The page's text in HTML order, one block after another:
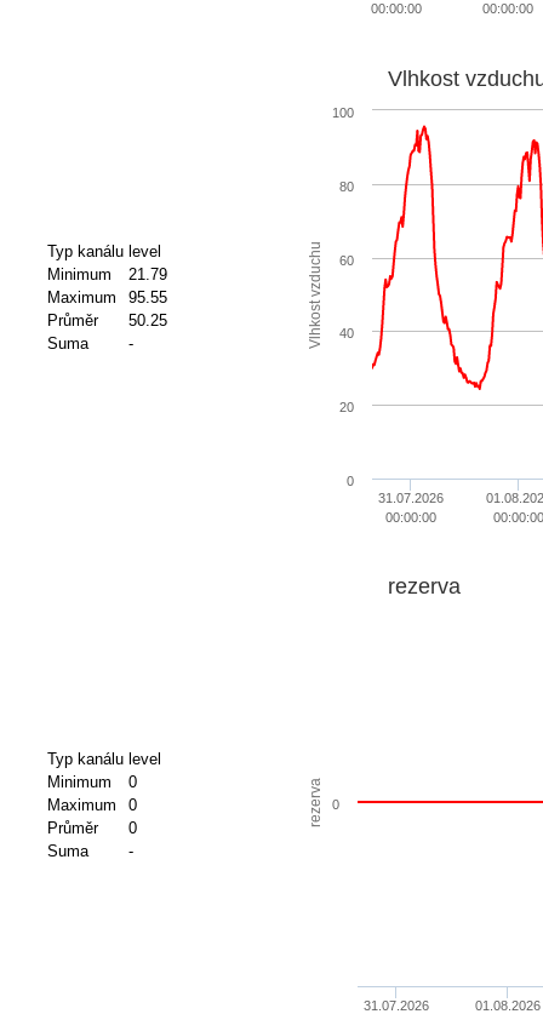
00:00:00 00:00:00
Typ kanálu level
Minimum
21.79
Maximum
95.55
Průměr
50.25
Suma
- Vlhkost vzduchu
Vlhkost
31.07.2026
00:00:00
00:00:00
0
20
40
60
80
100
Typ kanálu level
Minimum
0
Maximum
0
Průměr
0
Suma
-
rezerva
rezerva
31.07.2026
01.08.2026
0